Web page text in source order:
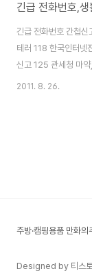
긴급 전화번호,
긴급 전화번호 간첩
테러 118 한국인터넷
신고 125 관세청 마
응급의료정보센터 해
신 일기예보 안내
2011. 8. 26.
주방·캠핑용품 만화의
Designed by 티스